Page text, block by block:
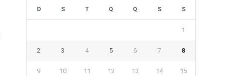
D S T Q Q S S
1
2 3 4 5 6 7 8
9 10 11 12 13 14 15